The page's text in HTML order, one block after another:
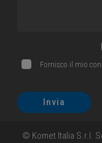
Fornisco il mio
Invia
© Komet Italia S.r.l.